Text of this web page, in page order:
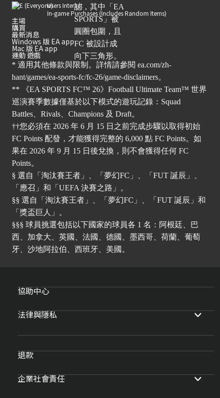
Users Interact
In-game Purchases (Includes Random Items)
主場
購買
最新消息
Windows 版 EA app
Mac 版 EA app
運動 遊戲
* 適用其他條款與限制。詳情請參閱 ea.com/zh-
hant/games/ea-sports-fc/fc-26/game-disclaimers。
** 《EA SPORTS FC™ 26》Football Ultimate Team™ 世界
巡演賽季數據僅基於以下模式的遊玩記錄：Squad
Battles、Rivals、Champions 及 Draft。
††您必須在 2026 年 6 月 15 日之前完成步驟以取得初始
FC Points 配發，才能獲得完整的 6,000 點 FC Points。如
果在 2026 年 9 月 15 日後兌換，則不會獲得任何 FC
Points。
§ 選自「淘汰賽王者」、「夢幻FC」、「FUT 誕辰」、
「應召」和「UEFA 決賽之路」。
§§ 選自「淘汰賽王者」、「夢幻FC」、「FUT 誕辰」和
「獎盃巨人」。
§§§ 球員挑選包括以下國家的球員各 1 名：阿根廷、巴
西、加拿大、英國、法國、德國、墨西哥、荷蘭、葡萄
牙、沙地阿拉伯、西班牙、美國。
協助中心
法律與隱私
退款
企業社會責任